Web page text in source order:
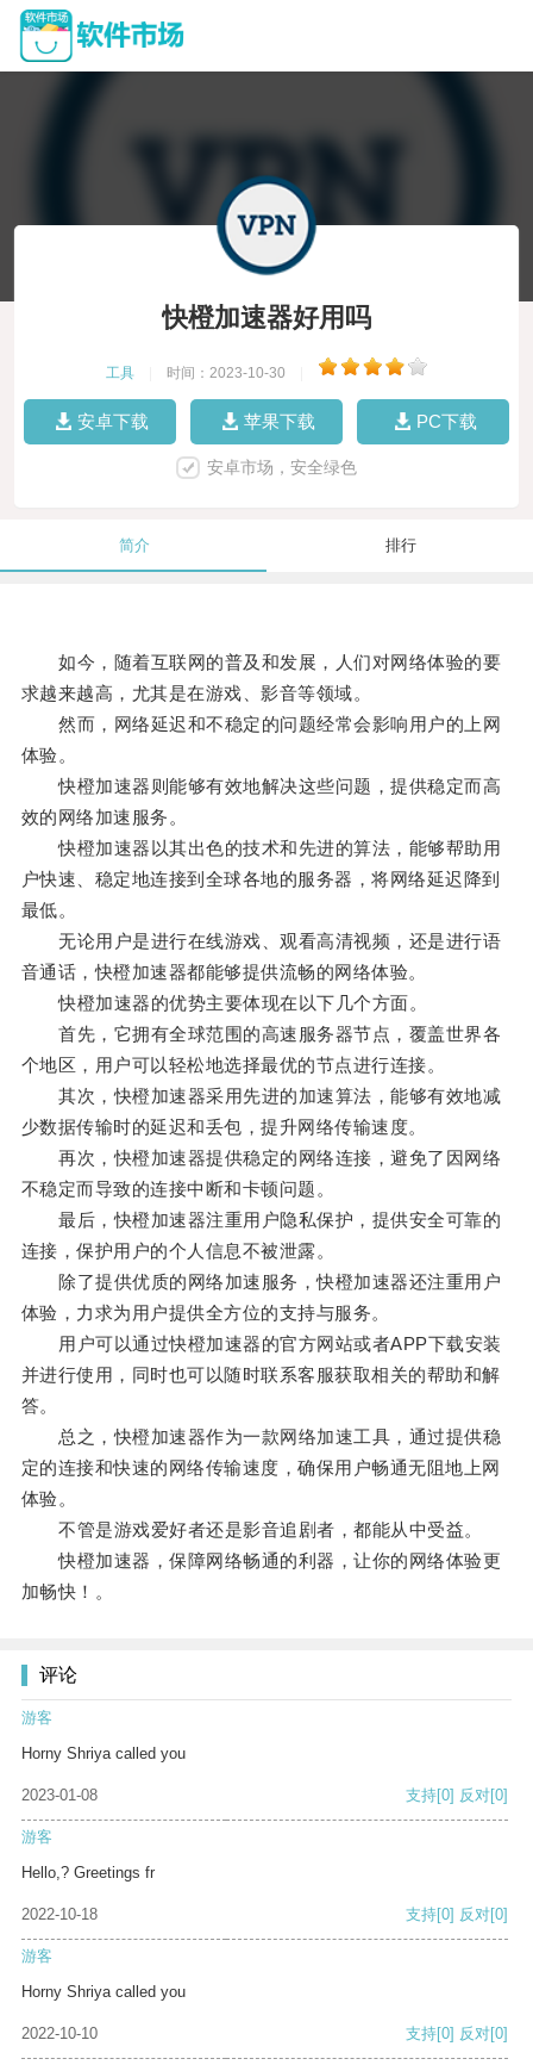
快橙加速器好用吗
工具 时间：2023-10-30
安卓下载 苹果下载 PC下载
安卓市场，安全绿色
简介 排行
如今，随着互联网的普及和发展，人们对网络体验的要
求越来越高，尤其是在游戏、影音等领域。
然而，网络延迟和不稳定的问题经常会影响用户的上网
体验。
快橙加速器则能够有效地解决这些问题，提供稳定而高
效的网络加速服务。
快橙加速器以其出色的技术和先进的算法，能够帮助用
户快速、稳定地连接到全球各地的服务器，将网络延迟降到
最低。
无论用户是进行在线游戏、观看高清视频，还是进行语
音通话，快橙加速器都能够提供流畅的网络体验。
快橙加速器的优势主要体现在以下几个方面。
首先，它拥有全球范围的高速服务器节点，覆盖世界各
个地区，用户可以轻松地选择最优的节点进行连接。
其次，快橙加速器采用先进的加速算法，能够有效地减
少数据传输时的延迟和丢包，提升网络传输速度。
再次，快橙加速器提供稳定的网络连接，避免了因网络
不稳定而导致的连接中断和卡顿问题。
最后，快橙加速器注重用户隐私保护，提供安全可靠的
连接，保护用户的个人信息不被泄露。
除了提供优质的网络加速服务，快橙加速器还注重用户
体验，力求为用户提供全方位的支持与服务。
用户可以通过快橙加速器的官方网站或者APP下载安装
并进行使用，同时也可以随时联系客服获取相关的帮助和解
答。
总之，快橙加速器作为一款网络加速工具，通过提供稳
定的连接和快速的网络传输速度，确保用户畅通无阻地上网
体验。
不管是游戏爱好者还是影音追剧者，都能从中受益。
快橙加速器，保障网络畅通的利器，让你的网络体验更
加畅快！。
评论
游客
Horny Shriya called you
2023-01-08 支持[0] 反对[0]
游客
Hello,? Greetings fr
2022-10-18 支持[0] 反对[0]
游客
Horny Shriya called you
2022-10-10 支持[0] 反对[0]